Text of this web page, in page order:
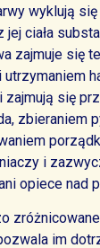
wyklują
ciała
zajmuje się
utrzymaniem
zajmują się
zbieraniem
i
opiece nad
im